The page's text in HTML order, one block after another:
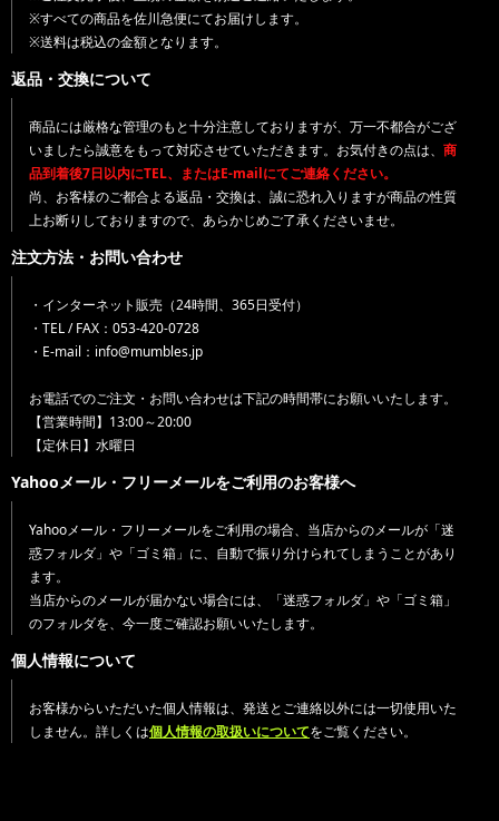
※すべての商品を佐川急便にてお届けします。
※送料は税込の金額となります。
返品・交換について
商品には厳格な管理のもと十分注意しておりますが、万一不都合がござ
いましたら誠意をもって対応させていただきます。お気付きの点は、 商
品到着後7日以内にTEL、またはE-mailにてご連絡ください。
尚、お客様のご都合よる返品・交換は、誠に恐れ入りますが商品の性質
上お断りしておりますので、あらかじめご了承くださいませ。
注文方法・お問い合わせ
・インターネット販売（24時間、365日受付）
・TEL / FAX：053-420-0728
・E-mail：info@mumbles.jp
お電話でのご注文・お問い合わせは下記の時間帯にお願いいたします。
【営業時間】13:00～20:00
【定休日】水曜日
Yahooメール・フリーメールをご利用のお客様へ
Yahooメール・フリーメールをご利用の場合、当店からのメールが「迷
惑フォルダ」や「ゴミ箱」に、自動で振り分けられてしまうことがあり
ます。
当店からのメールが届かない場合には、「迷惑フォルダ」や「ゴミ箱」
のフォルダを、今一度ご確認お願いいたします。
個人情報について
お客様からいただいた個人情報は、発送とご連絡以外には一切使用いた
しません。詳しくは個人情報の取扱いについてをご覧ください。